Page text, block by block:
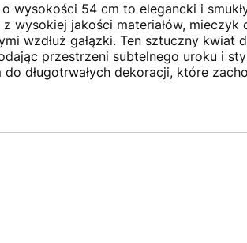
wysokości 54 cm to elegancki i
wysokiej jakości materiałów,
wzdłuż gałązki. Ten sztuczny
przestrzeni subtelnego uroku i
długotrwałych dekoracji, które